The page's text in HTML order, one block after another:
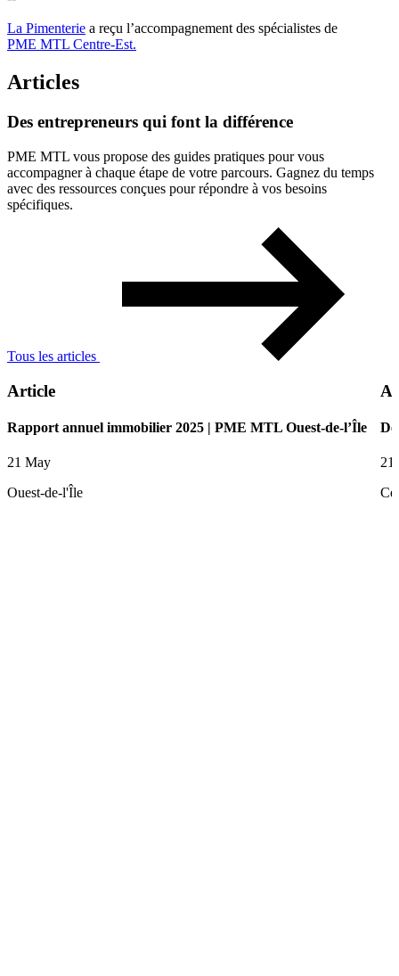
La Pimenterie a reçu l’accompagnement des spécialistes de
PME MTL Centre-Est.
Articles
Des entrepreneurs qui font la différence
PME MTL vous propose des guides pratiques pour vous
accompagner à chaque étape de votre parcours. Gagnez du temps
avec des ressources conçues pour répondre à vos besoins
spécifiques.
Tous les articles
Article
Rapport annuel immobilier 2025 | PME MTL Ouest-de-l’Île
21 May
Ouest-de-l'Île
21